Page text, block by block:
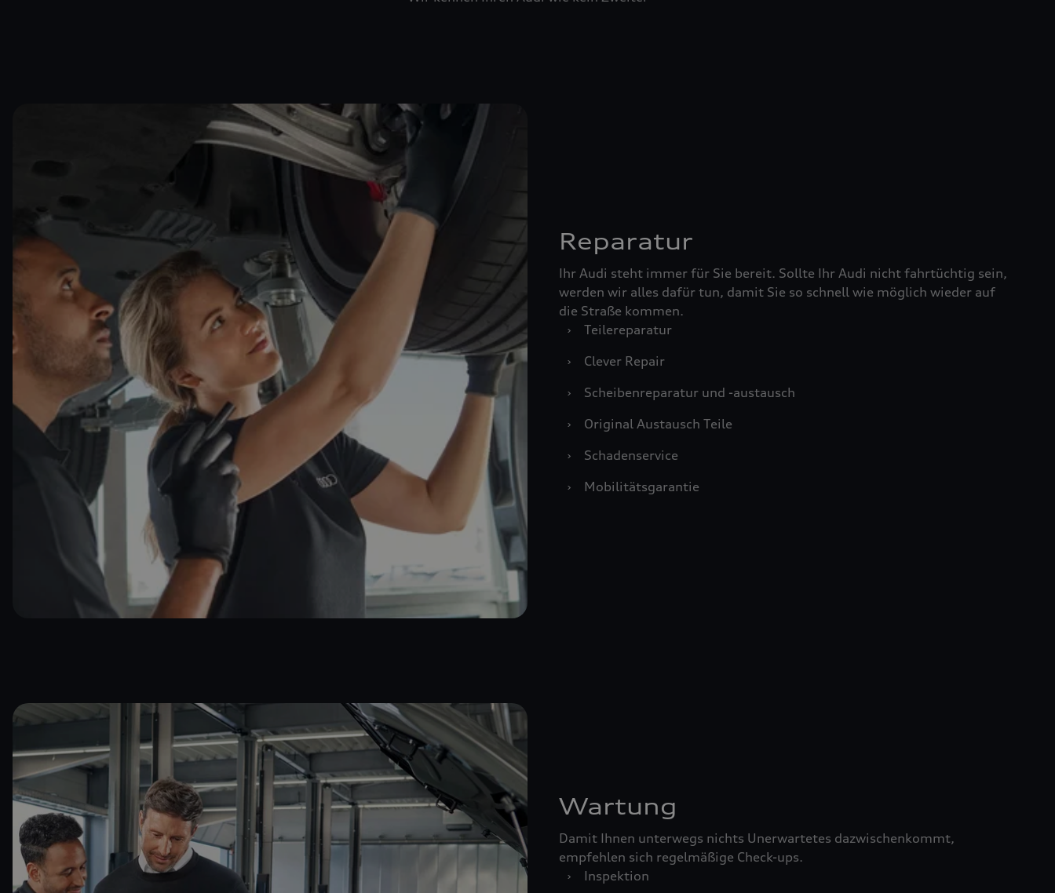
Reparatur
Ihr Audi steht immer für Sie bereit. Sollte Ihr Audi nicht fahrtüchtig sein,
werden wir alles dafür tun, damit Sie so schnell wie möglich wieder auf
die Straße kommen.
›
Teilereparatur
›
Clever Repair
›
Scheibenreparatur und -austausch
›
Original Austausch Teile
›
Schadenservice
›
Mobilitätsgarantie
Wartung
Damit Ihnen unterwegs nichts Unerwartetes dazwischenkommt,
empfehlen sich regelmäßige Check-ups.
›
Inspektion